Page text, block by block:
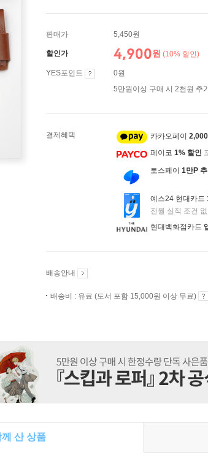
판매가 5,450원
할인가 4,900원 (10% 할인)
YES포인트
0원
5만원이상 구매 시 2천원 추
결제혜택 카카오페이
페이코 1% 할인
토스페이 1만P
예스24 현대카드
전월 실적 조건
현대백화점카드
배송안내
배송비 : 유료 (도서 포함 15,000원 이상 무료)
께 산 상품